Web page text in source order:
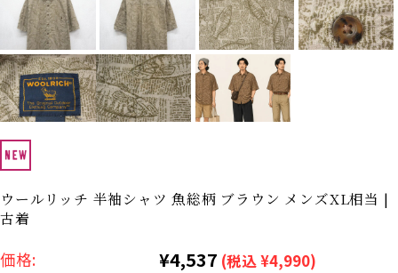
ス
チャンピオン
パタゴニア
カーハート ディッキーズ
アディダス ナイキ
マ行 ラ行
ウールリッチ 半袖シャツ 魚総柄 ブラウン メンズXL相当 |
古着
価格: ¥4,537 (税込 ¥4,990)